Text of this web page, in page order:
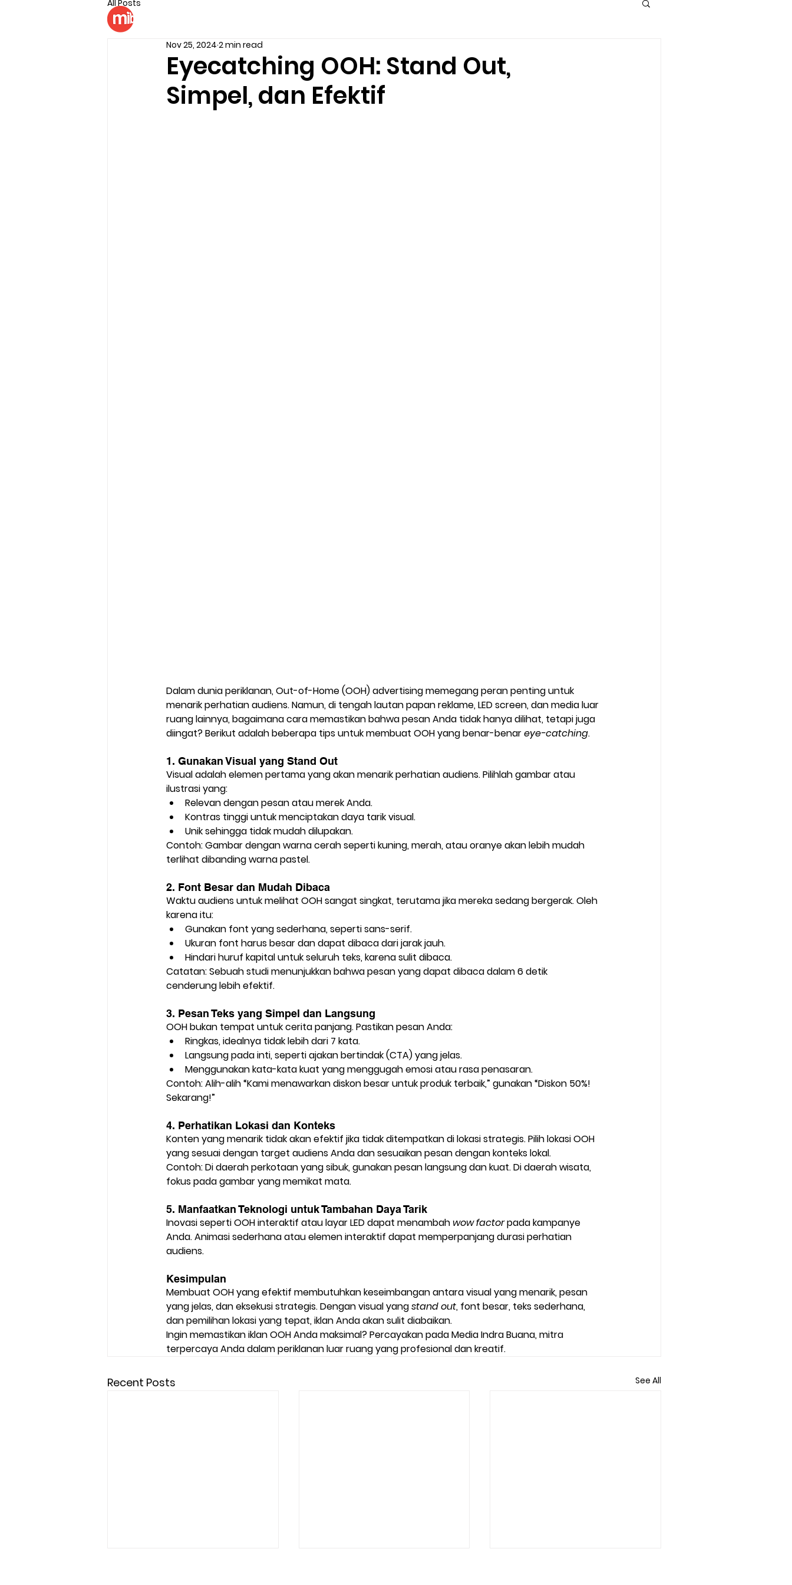
All Posts
Eyecatching OOH: Stand Out,
Simpel, dan Efektif
Nov 25, 2024 2 min read
Dalam dunia periklanan, Out-of-Home (OOH) advertising memegang peran penting untuk
menarik perhatian audiens. Namun, di tengah lautan papan reklame, LED screen, dan media luar
ruang lainnya, bagaimana cara memastikan bahwa pesan Anda tidak hanya dilihat, tetapi juga
diingat? Berikut adalah beberapa tips untuk membuat OOH yang benar-benar eye-catching.
1. Gunakan Visual yang Stand Out
Visual adalah elemen pertama yang akan menarik perhatian audiens. Pilihlah gambar atau
ilustrasi yang:
Relevan dengan pesan atau merek Anda.
Kontras tinggi untuk menciptakan daya tarik visual.
Unik sehingga tidak mudah dilupakan.
Contoh: Gambar dengan warna cerah seperti kuning, merah, atau oranye akan lebih mudah
terlihat dibanding warna pastel.
2. Font Besar dan Mudah Dibaca
Waktu audiens untuk melihat OOH sangat singkat, terutama jika mereka sedang bergerak. Oleh
karena itu:
Gunakan font yang sederhana, seperti sans-serif.
Ukuran font harus besar dan dapat dibaca dari jarak jauh.
Hindari huruf kapital untuk seluruh teks, karena sulit dibaca.
Catatan: Sebuah studi menunjukkan bahwa pesan yang dapat dibaca dalam 6 detik
cenderung lebih efektif.
3. Pesan Teks yang Simpel dan Langsung
OOH bukan tempat untuk cerita panjang. Pastikan pesan Anda:
Ringkas, idealnya tidak lebih dari 7 kata.
Langsung pada inti, seperti ajakan bertindak (CTA) yang jelas.
Menggunakan kata-kata kuat yang menggugah emosi atau rasa penasaran.
Contoh: Alih-alih “Kami menawarkan diskon besar untuk produk terbaik,” gunakan “Diskon 50%!
Sekarang!”
4. Perhatikan Lokasi dan Konteks
Konten yang menarik tidak akan efektif jika tidak ditempatkan di lokasi strategis. Pilih lokasi OOH
yang sesuai dengan target audiens Anda dan sesuaikan pesan dengan konteks lokal.
Contoh: Di daerah perkotaan yang sibuk, gunakan pesan langsung dan kuat. Di daerah wisata,
fokus pada gambar yang memikat mata.
5. Manfaatkan Teknologi untuk Tambahan Daya Tarik
Inovasi seperti OOH interaktif atau layar LED dapat menambah wow factor pada kampanye
Anda. Animasi sederhana atau elemen interaktif dapat memperpanjang durasi perhatian
audiens.
Kesimpulan
Membuat OOH yang efektif membutuhkan keseimbangan antara visual yang menarik, pesan
yang jelas, dan eksekusi strategis. Dengan visual yang stand out, font besar, teks sederhana,
dan pemilihan lokasi yang tepat, iklan Anda akan sulit diabaikan.
Ingin memastikan iklan OOH Anda maksimal? Percayakan pada Media Indra Buana, mitra
terpercaya Anda dalam periklanan luar ruang yang profesional dan kreatif.
Recent Posts See All